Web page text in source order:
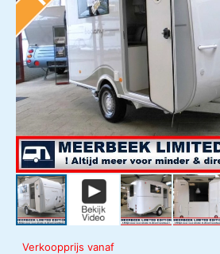
Verkoopprijs vanaf